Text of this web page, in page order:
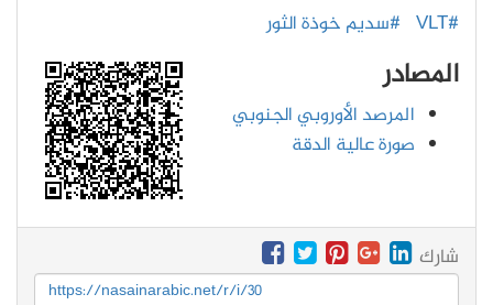
#VLT
#سديم خوذة الثور
المصادر
المرصد الأوروبي الجنوبي
صورة عالية الدقة
شارك
https://nasainarabic.net/r/i/30